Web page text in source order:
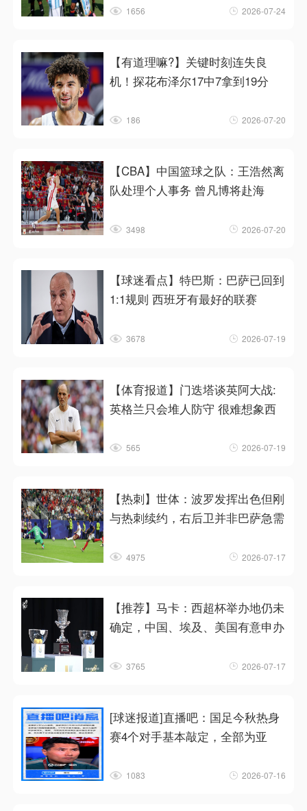
1656 2026-07-24
【有道理嘛?】关键时刻连失良
机！探花布泽尔17中7拿到19分
186 2026-07-20
【CBA】中国篮球之队：王浩然离
队处理个人事务 曾凡博将赴海
3498 2026-07-20
【球迷看点】特巴斯：巴萨已回到
1:1规则 西班牙有最好的联赛
3678 2026-07-19
【体育报道】门迭塔谈英阿大战:
英格兰只会堆人防守 很难想象西
565 2026-07-19
【热刺】世体：波罗发挥出色但刚
与热刺续约，右后卫并非巴萨急需
4975 2026-07-17
【推荐】马卡：西超杯举办地仍未
确定，中国、埃及、美国有意申办
3765 2026-07-17
[球迷报道]直播吧：国足今秋热身
赛4个对手基本敲定，全部为亚
1083 2026-07-16